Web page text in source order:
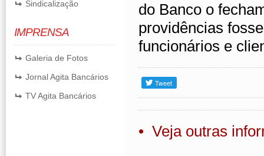
Sindicalização
IMPRENSA
Galeria de Fotos
Jornal Agita Bancários
TV Agita Bancários
do Banco o
providências
funcionários e
• Veja outras